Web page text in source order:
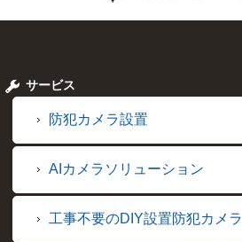
サービス
防犯カメラ設置
AIカメラソリューション
工事不要のDIY設置防犯カメラ